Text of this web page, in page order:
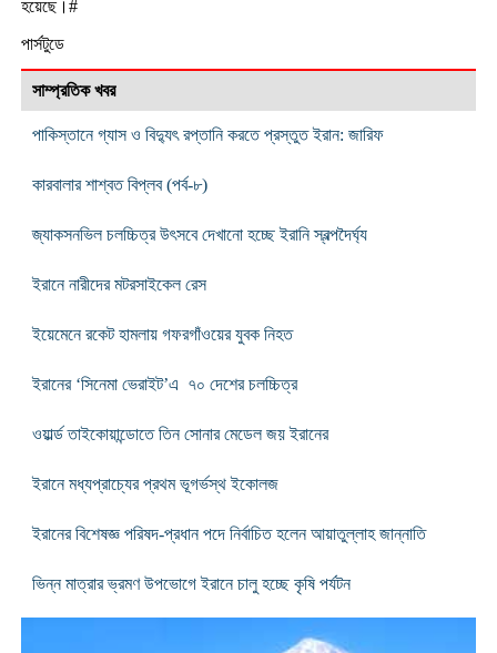
হয়েছে।#
পার্সটুডে
সাম্প্রতিক খবর
পাকিস্তানে গ্যাস ও বিদ্যুৎ রপ্তানি করতে প্রস্তুত ইরান: জারিফ
কারবালার শাশ্বত বিপ্লব (পর্ব-৮)
জ্যাকসনভিল চলচ্চিত্র উৎসবে দেখানো হচ্ছে ইরানি স্বল্পদৈর্ঘ্য
ইরানে নারীদের মটরসাইকেল রেস
ইয়েমেনে রকেট হামলায় গফরগাঁওয়ের যুবক নিহত
ইরানের ‘সিনেমা ভেরাইট’এ ৭০ দেশের চলচ্চিত্র
ওয়ার্ল্ড তাইকোয়ান্ডোতে তিন সোনার মেডেল জয় ইরানের
ইরানে মধ্যপ্রাচ্যের প্রথম ভূগর্ভস্থ ইকোলজ
ইরানের বিশেষজ্ঞ পরিষদ-প্রধান পদে নির্বাচিত হলেন আয়াতুল্লাহ জান্নাতি
ভিন্ন মাত্রার ভ্রমণ উপভোগে ইরানে চালু হচ্ছে কৃষি পর্যটন